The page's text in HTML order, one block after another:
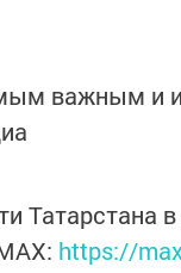
важным и
Татарстана
https://